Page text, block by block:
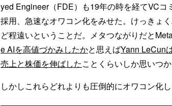
yed Engineer（FDE）も19年の時を経てVC
採用、急速なオワコン化をみせた。けっきょ
ど程遠いということだ。メタつながりだと
e AIを高値づかみしたかと思えばYann LeCun
売上と株価を伸ばしたことくらいしか思いつか
しかしこれらどれよりも圧倒的にオワコン化